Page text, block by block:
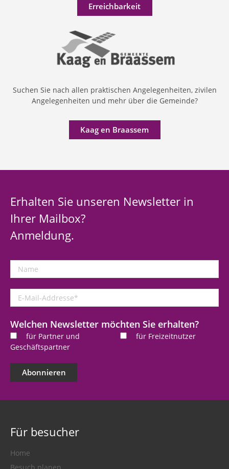
Erreichbarkeit
Suchen Sie nach allen praktischen Angelegenheiten, zivilen
Angelegenheiten und mehr über die Gemeinde?
Kaag en Braassem
Erhalten Sie unseren Newsletter in
Ihrer Mailbox?
Anmeldung.
Name
Mail-
*
Welchen Newsletter möchten Sie erhalten?
für Partner und
Geschäftspartner
für Freizeitnutzer
Abonnieren
Für besucher
Home